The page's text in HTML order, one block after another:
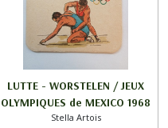
LUTTE - WORSTELEN / JEUX
OLYMPIQUES de MEXICO 1968
/ STELLA ARTOIS
Stella Artois